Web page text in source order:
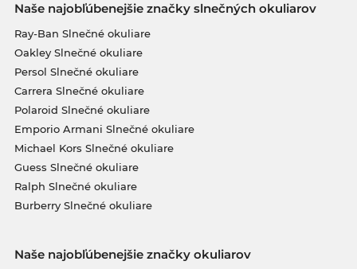
Naše najobľúbenejšie značky slnečných okuliarov
Ray-Ban Slnečné okuliare
Oakley Slnečné okuliare
Persol Slnečné okuliare
Carrera Slnečné okuliare
Polaroid Slnečné okuliare
Emporio Armani Slnečné okuliare
Michael Kors Slnečné okuliare
Guess Slnečné okuliare
Ralph Slnečné okuliare
Burberry Slnečné okuliare
Naše najobľúbenejšie značky okuliarov